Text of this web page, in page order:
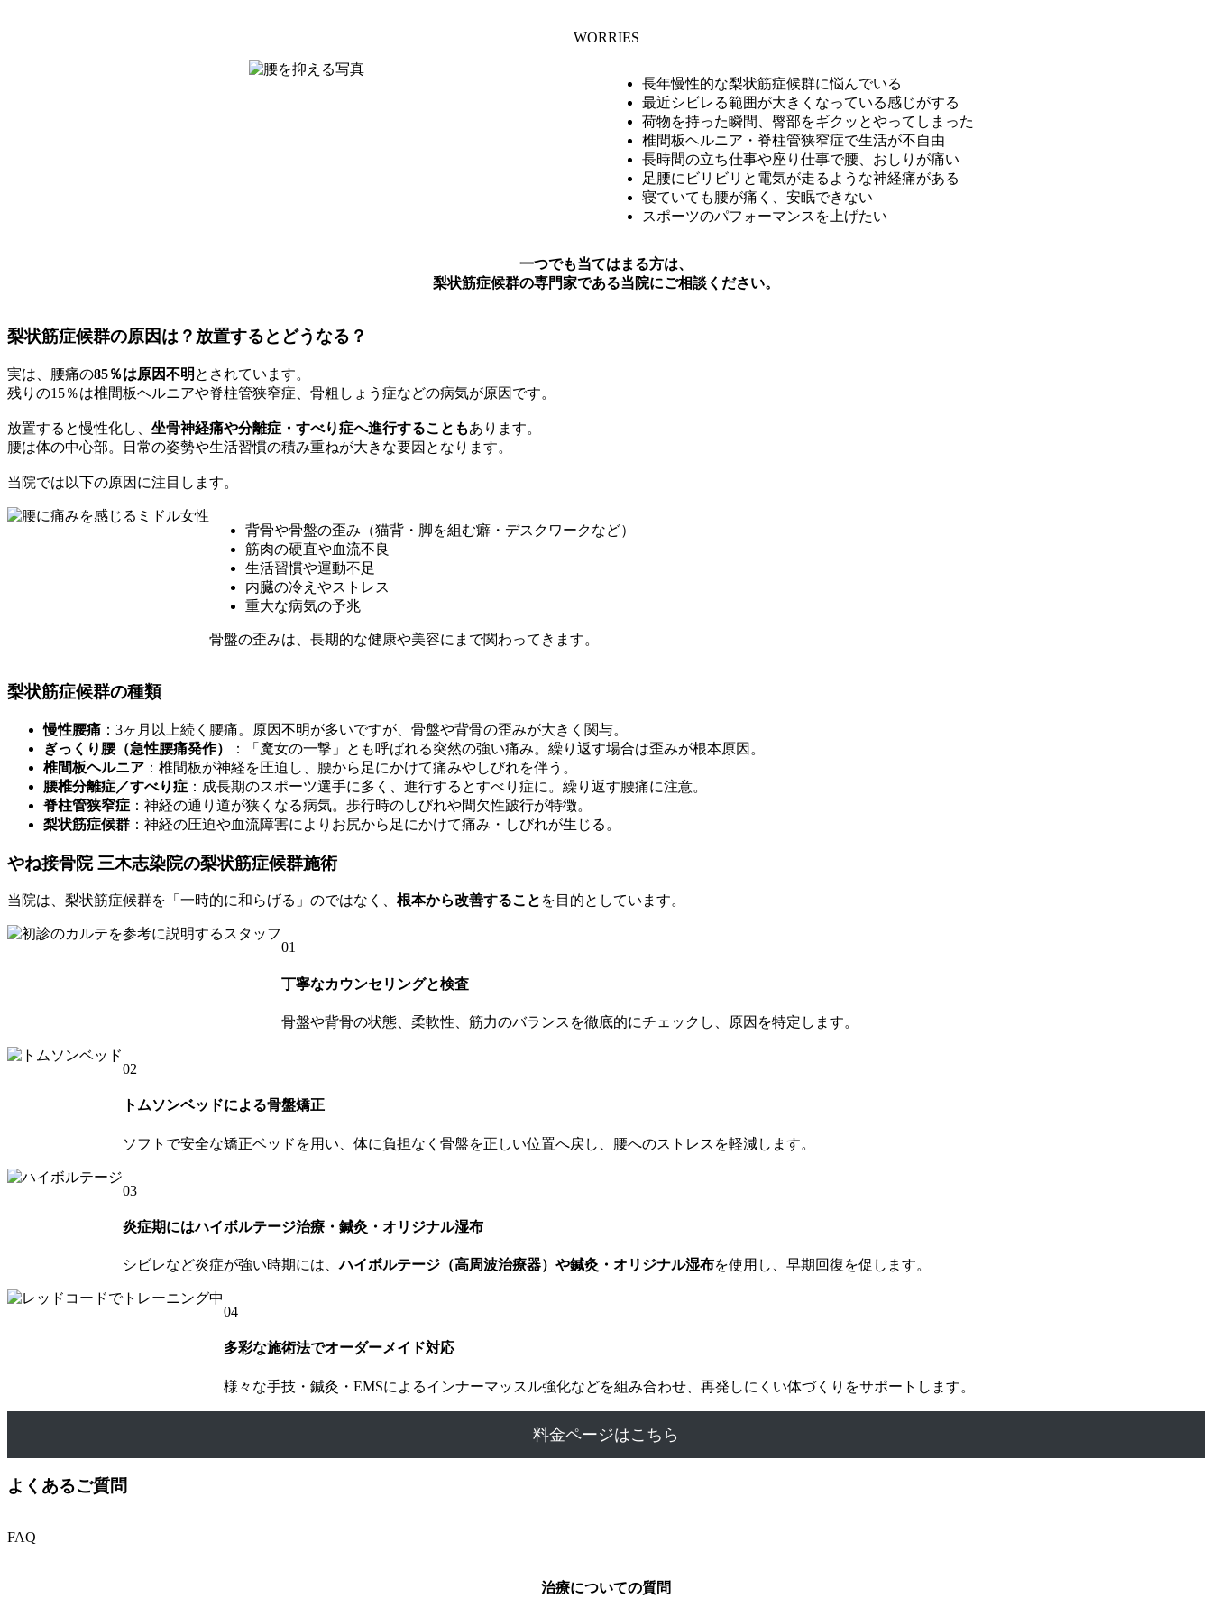
WORRIES
長年慢性的な梨状筋症候群に悩んでいる
最近シビレる範囲が大きくなっている感じがする
荷物を持った瞬間、臀部をギクッとやってしまった
椎間板ヘルニア・脊柱管狭窄症で生活が不自由
長時間の立ち仕事や座り仕事で腰、おしりが痛い
足腰にビリビリと電気が走るような神経痛がある
寝ていても腰が痛く、安眠できない
スポーツのパフォーマンスを上げたい
一つでも当てはまる方は、
梨状筋症候群の専門家である当院にご相談ください。
梨状筋症候群の原因は？放置するとどうなる？
実は、腰痛の85％は原因不明 とされています。
残りの15％は椎間板ヘルニアや脊柱管狭窄症、骨粗しょう症などの病気が原因です。
放置すると慢性化し、 坐骨神経痛や分離症・すべり症へ進行することもあります。
腰は体の中心部。日常の姿勢や生活習慣の積み重ねが大きな要因となります。
当院では以下の原因に注目します。
背骨や骨盤の歪み（猫背・脚を組む癖・デスクワークなど）
筋肉の硬直や血流不良
生活習慣や運動不足
内臓の冷えやストレス
重大な病気の予兆
骨盤の歪みは、長期的な健康や美容にまで関わってきます。
梨状筋症候群の種類
慢性腰痛 ：3ヶ月以上続く腰痛。原因不明が多いですが、骨盤や背骨の歪みが大きく関与。
ぎっくり腰（急性腰痛発作）
：「魔女の一撃」とも呼ばれる突然の強い痛み。繰り返す場合は歪みが根本原因。
椎間板ヘルニア ：椎間板が神経を圧迫し、腰から足にかけて痛みやしびれを伴う。
腰椎分離症／すべり症 ：成長期のスポーツ選手に多く、進行するとすべり症に。繰り返す腰痛に注意。
脊柱管狭窄症 ：神経の通り道が狭くなる病気。歩行時のしびれや間欠性跛行が特徴。
梨状筋症候群 ：神経の圧迫や血流障害によりお尻から足にかけて痛み・しびれが生じる。
やね接骨院 三木志染院の梨状筋症候群施術
当院は、梨状筋症候群を「一時的に和らげる」のではなく、 根本から改善すること を目的としています。
01
丁寧なカウンセリングと検査
骨盤や背骨の状態、柔軟性、筋力のバランスを徹底的にチェックし、原因を特定します。
02
トムソンベッドによる骨盤矯正
ソフトで安全な矯正ベッドを用い、体に負担なく骨盤を正しい位置へ戻し、腰へのストレスを軽減します。
03
炎症期にはハイボルテージ治療・鍼灸・オリジナル湿布
シビレなど炎症が強い時期には、ハイボルテージ（高周波治療器）や鍼灸・オリジナル湿布を使用し、早期回復を促します。
04
多彩な施術法でオーダーメイド対応
様々な手技・鍼灸・EMSによるインナーマッスル強化などを組み合わせ、再発しにくい体づくりをサポートします。
料金ページはこちら
よくあるご質問
FAQ
治療についての質問